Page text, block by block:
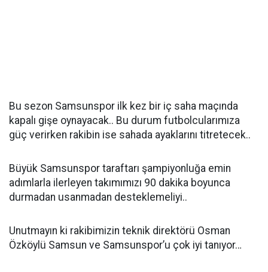
Bu sezon Samsunspor ilk kez bir iç saha maçında
kapalı gişe oynayacak.. Bu durum futbolcularımıza
güç verirken rakibin ise sahada ayaklarını titretecek..
Büyük Samsunspor taraftarı şampiyonluğa emin
adımlarla ilerleyen takımımızı 90 dakika boyunca
durmadan usanmadan desteklemeliyi..
Unutmayın ki rakibimizin teknik direktörü Osman
Özköylü Samsun ve Samsunspor’u çok iyi tanıyor…